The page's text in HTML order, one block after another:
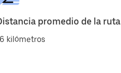
promedio de la ruta
kilómetros